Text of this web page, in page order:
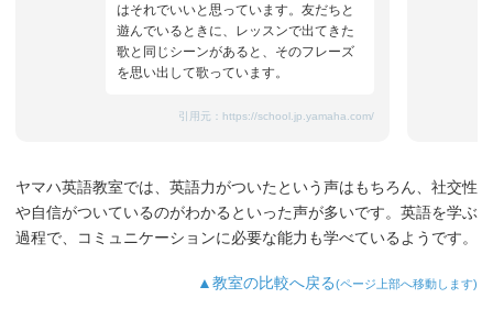
はそれでいいと思っています。友だちと
遊んでいるときに、レッスンで出てきた
歌と同じシーンがあると、そのフレーズ
を思い出して歌っています。
引用元： https://school.jp.yamaha.com/
ヤマハ英語教室では、英語力がついたという声はもちろん、社交性
や自信がついているのがわかるといった声が多いです。英語を学ぶ
過程で、コミュニケーションに必要な能力も学べているようです。
▲教室の比較へ戻る(ページ上部へ移動します)